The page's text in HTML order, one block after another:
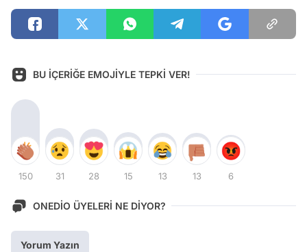
BU İÇERİĞE EMOJİYLE TEPKİ VER!
150 31 28 15 13 13 6
ONEDİO ÜYELERİ NE DİYOR?
Yorum Yazın